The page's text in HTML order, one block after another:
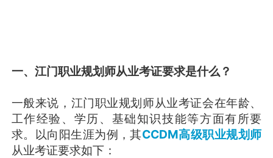
一、江门职业规划师从业考证要求是什么？
一般来说，江门职业规划师从业考证会在年龄、
工作经验、学历、基础知识技能等方面有所要
求。以向阳生涯为例，其CCDM高级职业规划师
从业考证要求如下：